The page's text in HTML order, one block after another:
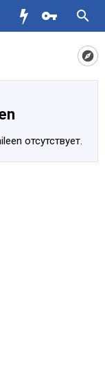
отсутствует.